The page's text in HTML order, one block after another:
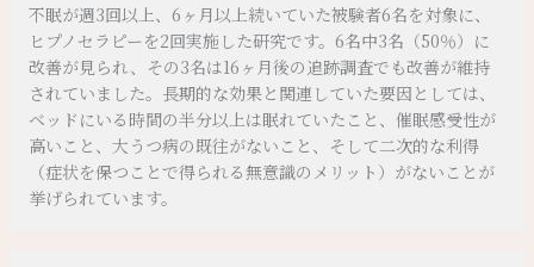
不眠が週3回以上、6ヶ月以上続いていた被験者6名を対象に、
ヒプノセラピーを2回実施した研究です。6名中3名（50％）に
改善が見られ、その3名は16ヶ月後の追跡調査でも改善が維持
されていました。長期的な効果と関連していた要因としては、
ベッドにいる時間の半分以上は眠れていたこと、催眠感受性が
高いこと、大うつ病の既往がないこと、そして二次的な利得
（症状を保つことで得られる無意識のメリット）がないことが
挙げられています。